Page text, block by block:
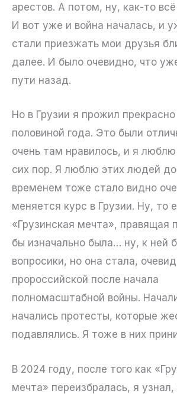
арестов. А потом, ну, как-то
И вот уже и война началась, и
стали приезжать мои друзья
далее. И было очевидно, что
пути назад.
Но в Грузии я прожил
половиной года. Это были
очень там нравилось, и я
сих пор. Я люблю этих людей
временем тоже стало видно
меняется курс в Грузии. Ну, то
«Грузинская мечта», правящая
бы изначально была… ну, к ней
вопросики, но она стала,
пророссийской после начала
полномасштабной войны.
начались протесты, которые
подавлялись. Я тоже в них
В 2024 году, после того как
мечта» переизбралась, я узнал,